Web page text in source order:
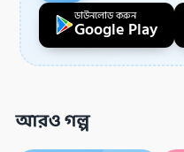
ডাউনলোড করুন
Google Play
আরও গল্প